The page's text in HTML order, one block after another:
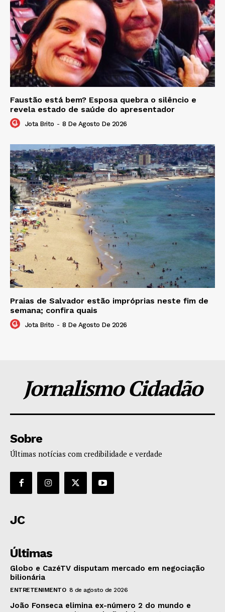
Faustão está bem? Esposa quebra o silêncio e
revela estado de saúde do apresentador
Jota Brito - 8 De Agosto De 2026
Praias de Salvador estão impróprias neste fim de
semana; confira quais
Jota Brito - 8 De Agosto De 2026
Jornalismo Cidadão
Sobre
Últimas notícias com credibilidade e verdade
JC
Últimas
Globo e CazéTV disputam mercado em negociação
bilionária
ENTRETENIMENTO 8 de agosto de 2026
João Fonseca elimina ex-número 2 do mundo e